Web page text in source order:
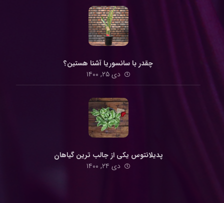
چقدر با سانسوریا آشنا هستین؟
دی ۲۵, ۱۴۰۰
پدیلانتوس یکی از جالب ترین گیاهان
دی ۲۴, ۱۴۰۰